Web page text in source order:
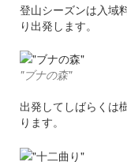
登山シーズンは入域
り出発します。
"ブナの森"
出発してしばらくは
ります。